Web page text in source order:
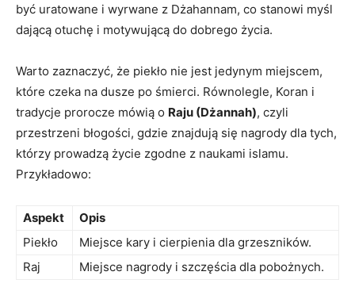
być uratowane i wyrwane z Dżahannam, co ​stanowi myśl
dającą otuchę i motywującą do dobrego życia.
Warto zaznaczyć,‍ że piekło nie⁣ jest jedynym miejscem,
które czeka na dusze po śmierci. Równolegle, Koran i
tradycje prorocze mówią o⁢ Raju (Dżannah), czyli
przestrzeni błogości, gdzie ‍znajdują się nagrody dla tych,
którzy prowadzą życie zgodne z naukami islamu.
Przykładowo:
Aspekt
Opis
Piekło
Miejsce kary i cierpienia dla grzeszników.
Raj
Miejsce nagrody i ⁢szczęścia dla pobożnych.